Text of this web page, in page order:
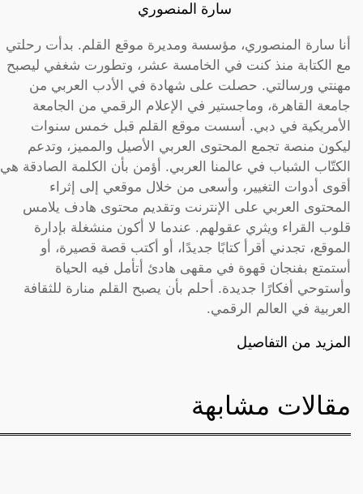
سارة المنصوري
أنا سارة المنصوري، مؤسسة ومديرة موقع القلم. بدأت رحلتي
مع الكتابة منذ كنت في الخامسة عشر، وتطورت شغفي ليصبح
مهنتي ورسالتي. حصلت على شهادة في الأدب العربي من
جامعة القاهرة، وماجستير في الإعلام الرقمي من الجامعة
الأمريكية في دبي. أسست موقع القلم قبل خمس سنوات
ليكون منصة تجمع المحتوى العربي الأصيل والمميز، وتدعم
الكتّاب الشباب في عالمنا العربي. أؤمن بأن الكلمة الصادقة هي
أقوى أدوات التغيير، وأسعى من خلال موقعي إلى إثراء
المحتوى العربي على الإنترنت وتقديم محتوى هادف يلامس
قلوب القراء ويثري عقولهم. عندما لا أكون منشغلة بإدارة
الموقع، تجدني أقرأ كتابًا جديدًا، أو أكتب قصة قصيرة، أو
أستمتع بفنجان قهوة في مقهى هادئ أتأمل فيه الحياة
وأستوحي أفكارًا جديدة. أحلم بأن يصبح القلم منارة للثقافة
العربية في العالم الرقمي.
المزيد من التفاصيل
مقالات مشابهة